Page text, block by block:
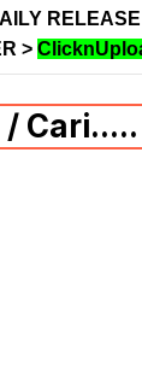
>
Cari.....